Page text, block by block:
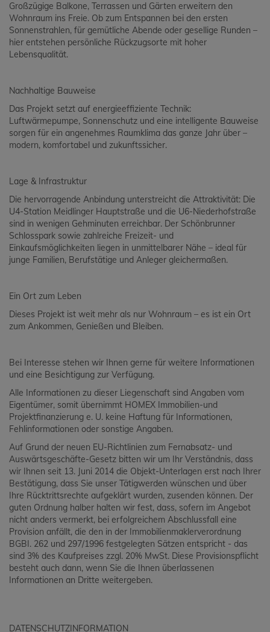
Großzügige Balkone, Terrassen und Gärten erweitern den
Wohnraum ins Freie. Ob zum Entspannen bei den ersten
Sonnenstrahlen, für gemütliche Abende oder gesellige Runden –
hier entstehen persönliche Rückzugsorte mit hoher
Lebensqualität.
Nachhaltige Bauweise
Das Projekt setzt auf energieeffiziente Technik:
Luftwärmepumpe, Sonnenschutz und eine intelligente Bauweise
sorgen für ein angenehmes Raumklima das ganze Jahr über –
modern, komfortabel und zukunftssicher.
Lage & Infrastruktur
Die hervorragende Anbindung unterstreicht die Attraktivität: Die
U4-Station Meidlinger Hauptstraße und die U6-Niederhofstraße
sind in wenigen Gehminuten erreichbar. Der Schönbrunner
Schlosspark sowie zahlreiche Freizeit- und
Einkaufsmöglichkeiten liegen in unmittelbarer Nähe – ideal für
junge Familien, Berufstätige und Anleger gleichermaßen.
Ein Ort zum Leben
Dieses Projekt ist weit mehr als nur Wohnraum – es ist ein Ort
zum Ankommen, Genießen und Bleiben.
Bei Interesse stehen wir Ihnen gerne für weitere Informationen
und eine Besichtigung zur Verfügung.
Alle Informationen zu dieser Liegenschaft sind Angaben vom
Eigentümer, somit übernimmt HOMEX Immobilien-und
Projektfinanzierung e. U. keine Haftung für Informationen,
Fehlinformationen oder sonstige Angaben.
Auf Grund der neuen EU-Richtlinien zum Fernabsatz- und
Auswärtsgeschäfte-Gesetz bitten wir um Ihr Verständnis, dass
wir Ihnen seit 13. Juni 2014 die Objekt-Unterlagen erst nach Ihrer
Bestätigung, dass Sie unser Tätigwerden wünschen und über
Ihre Rücktrittsrechte aufgeklärt wurden, zusenden können. Der
guten Ordnung halber halten wir fest, dass, sofern im Angebot
nicht anders vermerkt, bei erfolgreichem Abschlussfall eine
Provision anfällt, die den in der Immobilienmaklerverordnung
BGBI. 262 und 297/1996 festgelegten Sätzen entspricht - das
sind 3% des Kaufpreises zzgl. 20% MwSt. Diese Provisionspflicht
besteht auch dann, wenn Sie die Ihnen überlassenen
Informationen an Dritte weitergeben.
DATENSCHUTZINFORMATION